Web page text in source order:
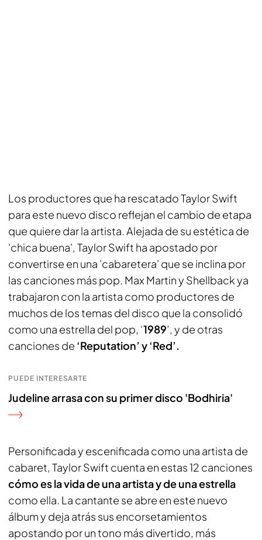
Los productores que ha rescatado Taylor Swift
para este nuevo disco reflejan el cambio de etapa
que quiere dar la artista. Alejada de su estética de
'chica buena', Taylor Swift ha apostado por
convertirse en una 'cabaretera' que se inclina por
las canciones más pop. Max Martin y Shellback ya
trabajaron con la artista como productores de
muchos de los temas del disco que la consolidó
como una estrella del pop, ‘1989’, y de otras
canciones de ‘Reputation’ y ‘Red’.
PUEDE INTERESARTE
Judeline arrasa con su primer disco 'Bodhiria'
Personificada y escenificada como una artista de
cabaret, Taylor Swift cuenta en estas 12 canciones
cómo es la vida de una artista y de una estrella
como ella. La cantante se abre en este nuevo
álbum y deja atrás sus encorsetamientos
apostando por un tono más divertido, más